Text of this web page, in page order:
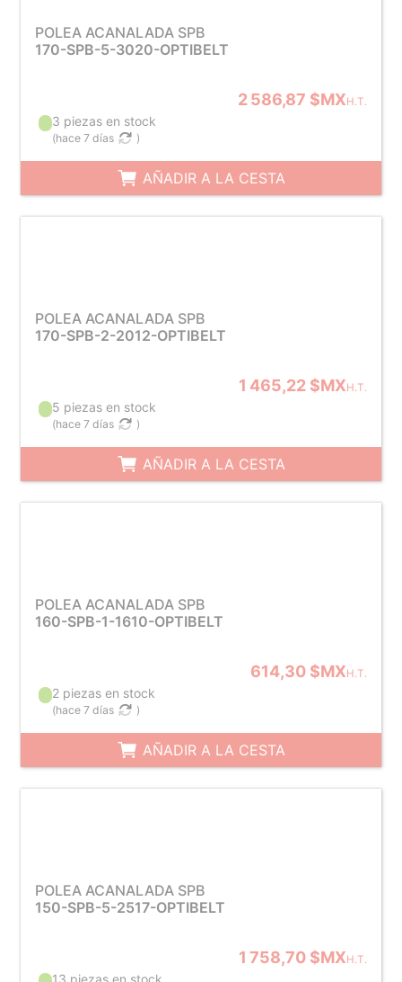
POLEA ACANALADA SPB
170-SPB-5-3020-OPTIBELT
2 586,87 $MXH.T.
3 piezas en stock
(hace 7 días )
AÑADIR A LA CESTA
POLEA ACANALADA SPB
170-SPB-2-2012-OPTIBELT
1 465,22 $MXH.T.
5 piezas en stock
(hace 7 días )
AÑADIR A LA CESTA
POLEA ACANALADA SPB
160-SPB-1-1610-OPTIBELT
614,30 $MXH.T.
2 piezas en stock
(hace 7 días )
AÑADIR A LA CESTA
POLEA ACANALADA SPB
150-SPB-5-2517-OPTIBELT
1 758,70 $MXH.T.
13 piezas en stock